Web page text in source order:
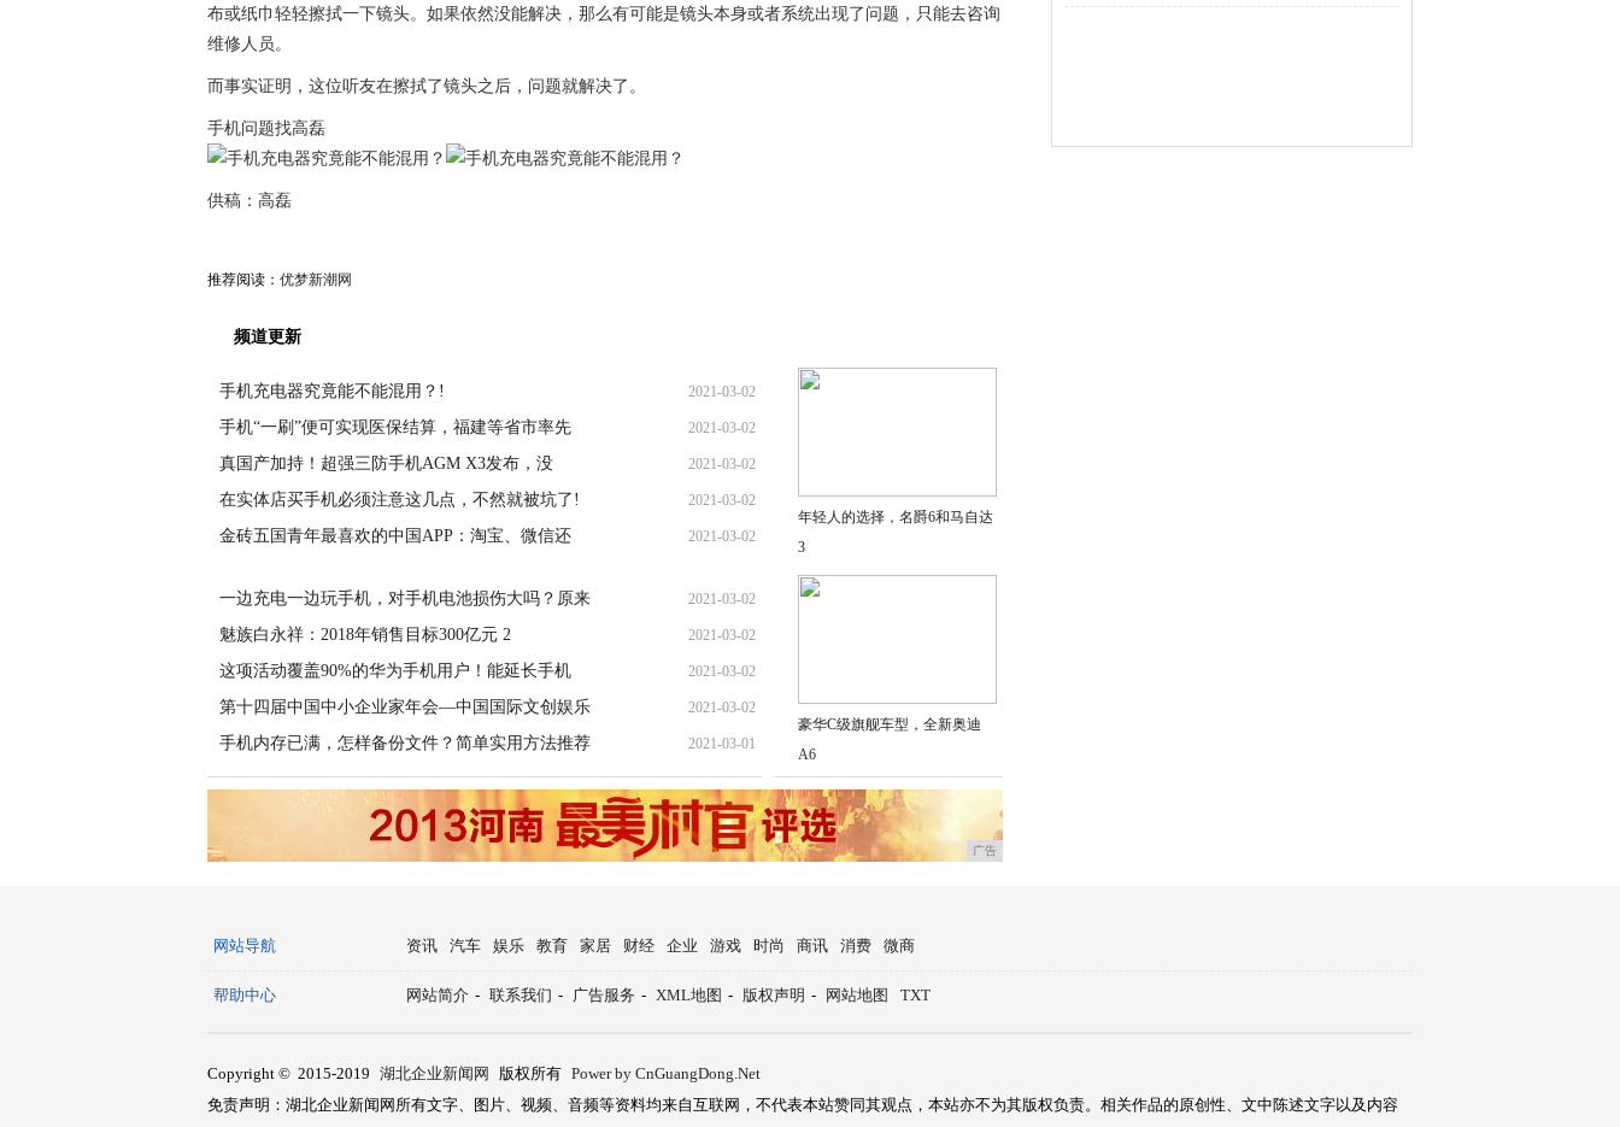
布或纸巾轻轻擦拭一下镜头。如果依然没能解决，那么有可能是镜头本身或者系统出现了问题，只能去咨询
维修人员。
而事实证明，这位听友在擦拭了镜头之后，问题就解决了。
手机问题找高磊
供稿：高磊
推荐阅读： 优梦新潮网
频道更新
手机充电器究竟能不能混用？! 2021-03-02
手机“一刷”便可实现医保结算，福建等省市率先 2021-03-02
真国产加持！超强三防手机AGM X3发布，没 2021-03-02
在实体店买手机必须注意这几点，不然就被坑了! 2021-03-02
金砖五国青年最喜欢的中国APP：淘宝、微信还 2021-03-02
一边充电一边玩手机，对手机电池损伤大吗？原来 2021-03-02
魅族白永祥：2018年销售目标300亿元 2 2021-03-02
这项活动覆盖90%的华为手机用户！能延长手机 2021-03-02
第十四届中国中小企业家年会—中国国际文创娱乐 2021-03-02
手机内存已满，怎样备份文件？简单实用方法推荐 2021-03-01
年轻人的选择，名爵6和马自达
3
豪华C级旗舰车型，全新奥迪
A6
广告
网站导航 资讯 汽车 娱乐 教育 家居 财经 企业 游戏 时尚 商讯 消费 微商
帮助中心 网站简介 - 联系我们 - 广告服务 - XML地图 - 版权声明 - 网站地图 TXT
Copyright © 2015-2019 湖北企业新闻网 版权所有 Power by CnGuangDong.Net
免责声明：湖北企业新闻网所有文字、图片、视频、音频等资料均来自互联网，不代表本站赞同其观点，本站亦不为其版权负责。相关作品的原创性、文中陈述文字以及内容